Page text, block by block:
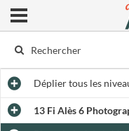
Ouvrir le menu déroulant
Dépliertous les
13 Fi Alès 6